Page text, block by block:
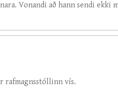
Vonandi að hann sendi ekki
rafmagnsstóllinn vís.